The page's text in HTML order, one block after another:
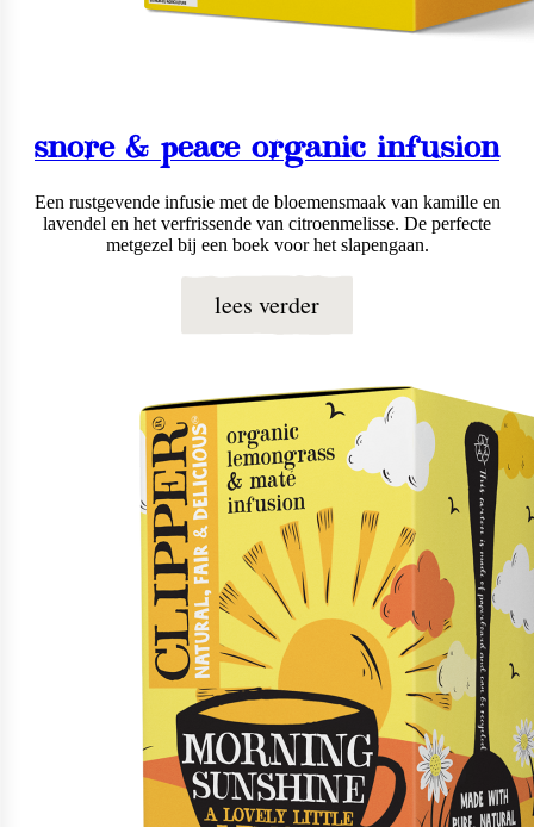
snore & peace organic infusion
Een rustgevende infusie met de bloemensmaak van kamille en
lavendel en het verfrissende van citroenmelisse. De perfecte
metgezel bij een boek voor het slapengaan.
lees verder